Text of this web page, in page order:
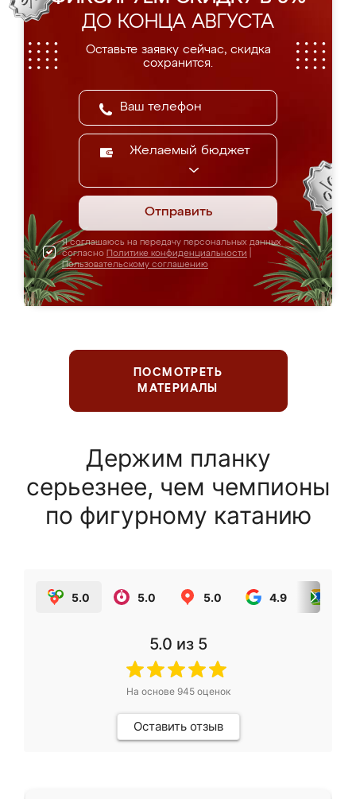
ДО КОНЦА АВГУСТА
Оставьте заявку сейчас, скидка
сохранится.
Желаемый бюджет
Отправить
Я соглашаюсь на передачу персональных данных
согласно Политике конфиденциальности
Пользовательскому соглашению
ПОСМОТРЕТЬ
МАТЕРИАЛЫ
Держим планку
серьезнее, чем чемпионы
по фигурному катанию
5.0 5.0 5.0 4.9
5.0 из 5
На основе 945оценок
Оставить отзыв